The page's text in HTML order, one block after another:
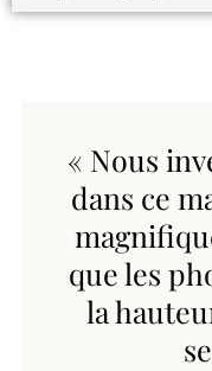
« Nous
dans ce
que les
la